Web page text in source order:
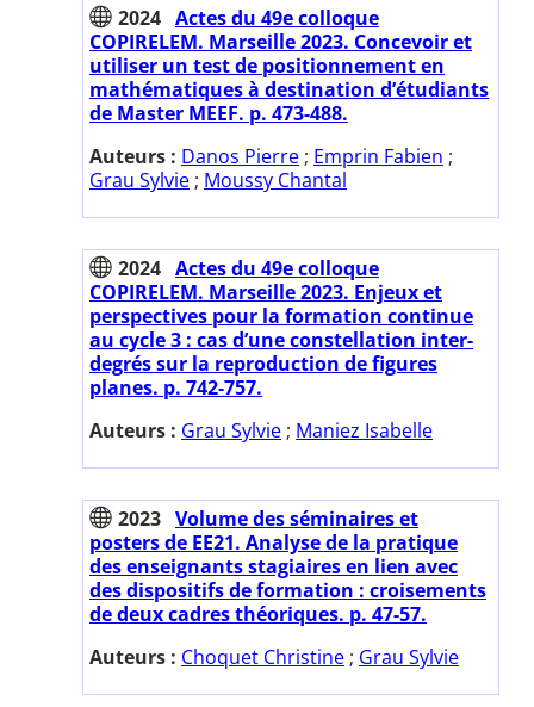
2024 Actes du 49e colloque
COPIRELEM. Marseille 2023. Concevoir et
utiliser un test de positionnement en
mathématiques à destination d’étudiants
de Master MEEF. p. 473-488.
Auteurs : Danos Pierre ; Emprin Fabien ;
Grau Sylvie ; Moussy Chantal
2024 Actes du 49e colloque
COPIRELEM. Marseille 2023. Enjeux et
perspectives pour la formation continue
au cycle 3 : cas d’une constellation inter-
degrés sur la reproduction de figures
planes. p. 742-757.
Auteurs : Grau Sylvie ; Maniez Isabelle
2023 Volume des séminaires et
posters de EE21. Analyse de la pratique
des enseignants stagiaires en lien avec
des dispositifs de formation : croisements
de deux cadres théoriques. p. 47-57.
Auteurs : Choquet Christine ; Grau Sylvie